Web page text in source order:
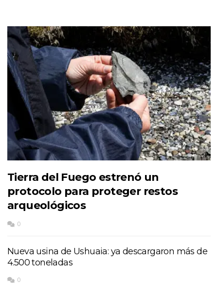
Tierra del Fuego estrenó un
protocolo para proteger restos
arqueológicos
0
Nueva usina de Ushuaia: ya descargaron más de
4.500 toneladas
0